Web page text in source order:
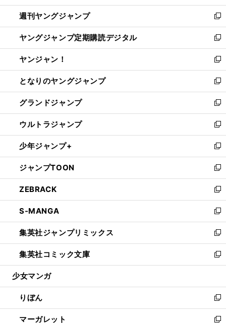
開
く
ウ
で
開
く
ン
ド
ウ
で
開
く
ウ
ィ
ン
ド
ウ
で
開
く
週刊ヤングジャンプ
新
し
い
ウ
ィ
ン
ド
ウ
で
開
く
ヤングジャンプ定期購読デジタル
新
し
い
ウ
ィ
ン
ド
ウ
で
開
く
ヤンジャン！
新
し
い
ウ
ィ
ン
ド
ウ
で
開
く
となりのヤングジャンプ
新
し
い
ウ
ィ
ン
ド
ウ
で
開
く
グランドジャンプ
新
し
い
ウ
ィ
ン
ド
ウ
で
開
く
ウルトラジャンプ
新
し
い
ウ
ィ
ン
ド
ウ
で
開
く
少年ジャンプ+
新
し
い
ウ
ィ
ン
ド
ウ
で
開
く
ジャンプTOON
新
し
い
ウ
ィ
ン
ド
ウ
で
開
ZEBRACK
新
し
い
ウ
ィ
ン
ド
ウ
開
く
S-MANGA
新
し
い
ウ
ィ
ン
ウ
で
開
く
集英社ジャンプリミックス
新
し
い
ウ
ン
ド
ウ
で
集英社コミック文庫
新
し
ウ
ィ
ン
ド
少女マンガ
りぼん
新
し
い
マーガレット